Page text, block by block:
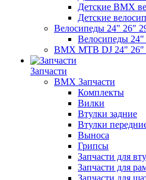
Детские BMX
Детские
Велосипеды 24" 26"
Велосипеды
BMX MTB DJ 24" 26"
Запчасти
BMX Запчасти
Комплекты
Вилки
Втулки задние
Втулки
Выноса
Грипсы
Запчасти для
Запчасти для
Запчасти для